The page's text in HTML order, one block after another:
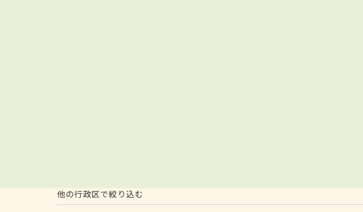
他の行政区で絞り込む